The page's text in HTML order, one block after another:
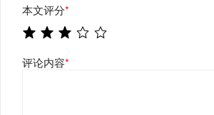
本文评分*
评论内容*